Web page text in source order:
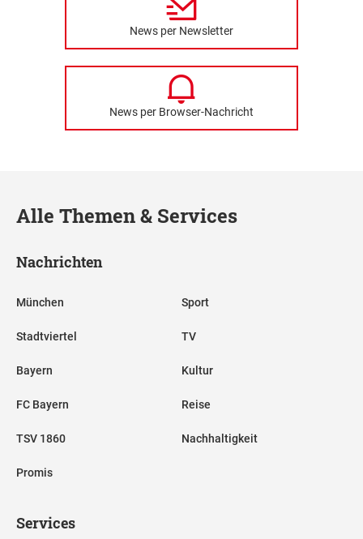
News per Newsletter
News per Browser-Nachricht
Alle Themen & Services
Nachrichten
München
Stadtviertel
Bayern
FC Bayern
TSV 1860
Promis
Sport
TV
Kultur
Reise
Nachhaltigkeit
Services